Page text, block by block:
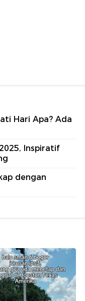
Hari Apa? Ada
Inspiratif
dengan